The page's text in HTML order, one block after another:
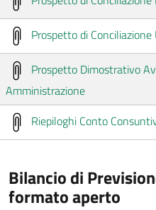
Prospetto di Conciliazione
Prospetto Dimostrativo
Amministrazione
Riepiloghi Conto
Bilancio di
formato aperto